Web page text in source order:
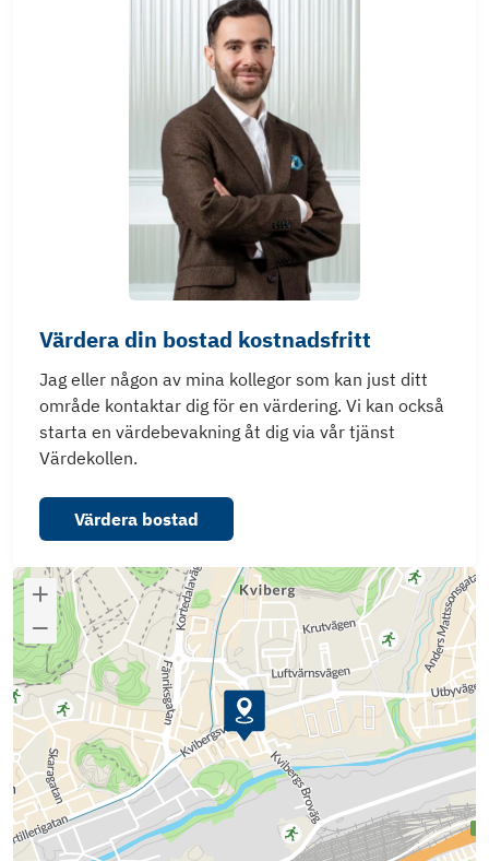
Värdera din bostad kostnadsfritt
Jag eller någon av mina kollegor som kan just ditt
område kontaktar dig för en värdering. Vi kan också
starta en värdebevakning åt dig via vår tjänst
Värdekollen.
Värdera bostad